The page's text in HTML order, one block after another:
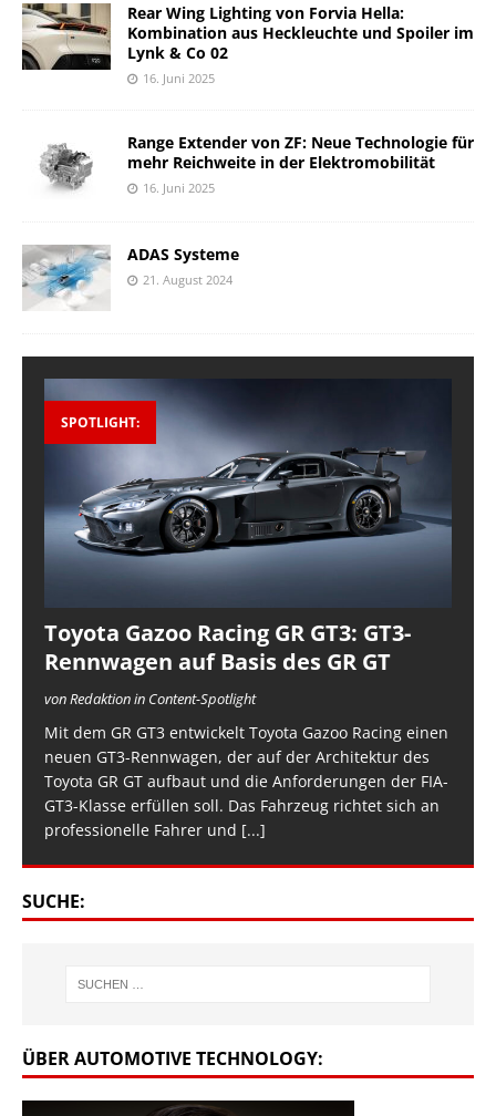
Rear Wing Lighting von Forvia Hella:
Kombination aus Heckleuchte und Spoiler im
Lynk & Co 02
16. Juni 2025
Range Extender von ZF: Neue Technologie für
mehr Reichweite in der Elektromobilität
16. Juni 2025
ADAS Systeme
21. August 2024
SPOTLIGHT:
Toyota Gazoo Racing GR GT3: GT3-
Rennwagen auf Basis des GR GT
von Redaktion in Content-Spotlight
Mit dem GR GT3 entwickelt Toyota Gazoo Racing einen
neuen GT3-Rennwagen, der auf der Architektur des
Toyota GR GT aufbaut und die Anforderungen der FIA-
GT3-Klasse erfüllen soll. Das Fahrzeug richtet sich an
professionelle Fahrer und [...]
SUCHE:
ÜBER AUTOMOTIVE TECHNOLOGY: